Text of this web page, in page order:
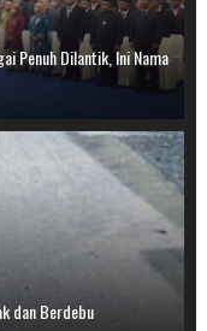
Penuh Dilantik, Ini Nama
dan Berdebu